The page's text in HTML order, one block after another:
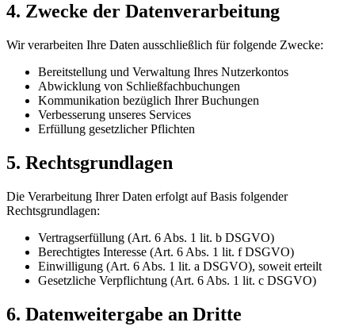
4. Zwecke der Datenverarbeitung
Wir verarbeiten Ihre Daten ausschließlich für folgende Zwecke:
Bereitstellung und Verwaltung Ihres Nutzerkontos
Abwicklung von Schließfachbuchungen
Kommunikation bezüglich Ihrer Buchungen
Verbesserung unseres Services
Erfüllung gesetzlicher Pflichten
5. Rechtsgrundlagen
Die Verarbeitung Ihrer Daten erfolgt auf Basis folgender
Rechtsgrundlagen:
Vertragserfüllung (Art. 6 Abs. 1 lit. b DSGVO)
Berechtigtes Interesse (Art. 6 Abs. 1 lit. f DSGVO)
Einwilligung (Art. 6 Abs. 1 lit. a DSGVO), soweit erteilt
Gesetzliche Verpflichtung (Art. 6 Abs. 1 lit. c DSGVO)
6. Datenweitergabe an Dritte